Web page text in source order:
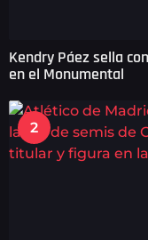
Kendry Páez sella
en el Monumental
2